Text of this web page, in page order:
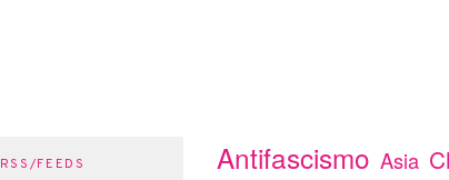
RSS/FEEDS Antifascismo Asia